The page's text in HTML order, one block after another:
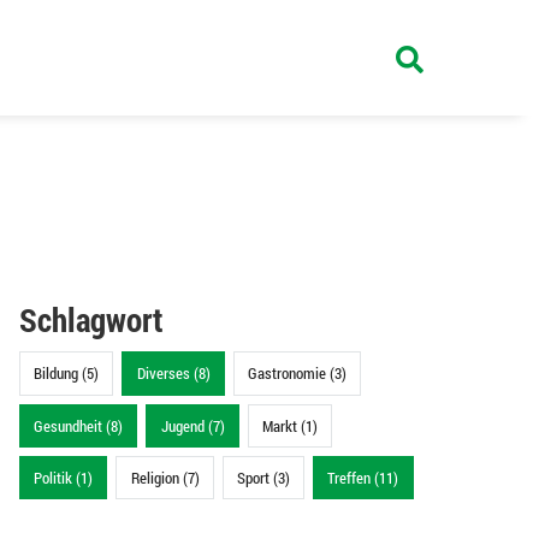
Schlagwort
Bildung (5) Diverses (8) Gastronomie (3)
Gesundheit (8) Jugend (7) Markt (1)
Politik (1) Religion (7) Sport (3) Treffen (11)